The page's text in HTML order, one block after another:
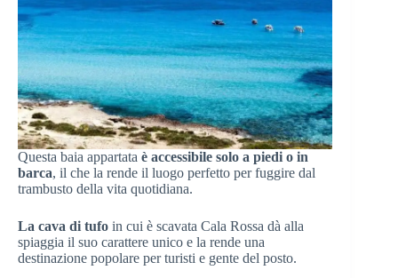
Questa baia appartata è accessibile solo a piedi o in
barca, il che la rende il luogo perfetto per fuggire dal
trambusto della vita quotidiana.
La cava di tufo in cui è scavata Cala Rossa dà alla
spiaggia il suo carattere unico e la rende una
destinazione popolare per turisti e gente del posto.